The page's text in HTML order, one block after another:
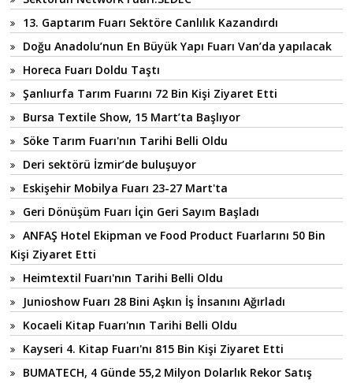
13. Gaptarım Fuarı Sektöre Canlılık Kazandırdı
Doğu Anadolu’nun En Büyük Yapı Fuarı Van’da yapılacak
Horeca Fuarı Doldu Taştı
Şanlıurfa Tarım Fuarını 72 Bin Kişi Ziyaret Etti
Bursa Textile Show, 15 Mart’ta Başlıyor
Söke Tarım Fuarı'nın Tarihi Belli Oldu
Deri sektörü İzmir’de buluşuyor
Eskişehir Mobilya Fuarı 23-27 Mart'ta
Geri Dönüşüm Fuarı İçin Geri Sayım Başladı
ANFAŞ Hotel Ekipman ve Food Product Fuarlarını 50 Bin
Kişi Ziyaret Etti
Heimtextil Fuarı'nın Tarihi Belli Oldu
Junioshow Fuarı 28 Bini Aşkın İş İnsanını Ağırladı
Kocaeli Kitap Fuarı'nın Tarihi Belli Oldu
Kayseri 4. Kitap Fuarı'nı 815 Bin Kişi Ziyaret Etti
BUMATECH, 4 Günde 55,2 Milyon Dolarlık Rekor Satış